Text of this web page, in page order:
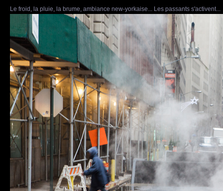
Le froid, la pluie, la brume, ambiance new-yorkaise... Les passants s'activent...